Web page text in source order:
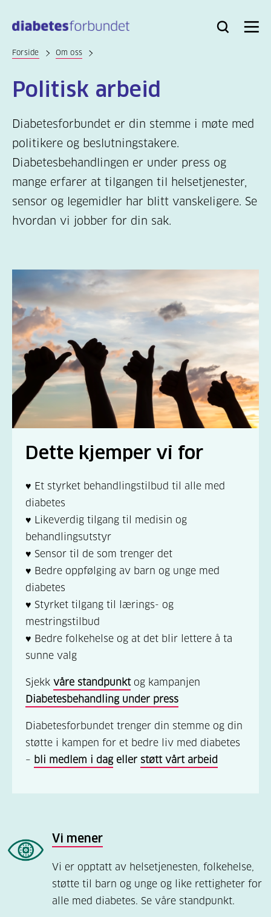
hovedinnhold
Bli
Logg
Søk Meny
Forside Om oss
Politisk arbeid
Diabetesforbundet er din stemme i møte med
politikere og beslutningstakere.
Diabetesbehandlingen er under press og
mange erfarer at tilgangen til helsetjenester,
sensor og legemidler har blitt vanskeligere. Se
hvordan vi jobber for din sak.
Dette kjemper vi for
♥ Et styrket behandlingstilbud til alle med
diabetes
♥ Likeverdig tilgang til medisin og
behandlingsutstyr
♥ Sensor til de som trenger det
♥ Bedre oppfølging av barn og unge med
diabetes
♥ Styrket tilgang til lærings- og
mestringstilbud
♥ Bedre folkehelse og at det blir lettere å ta
sunne valg
Sjekkvåre standpunktog kampanjen
Diabetesbehandling under press
Diabetesforbundet trenger din stemme og din
støtte i kampen for et bedre liv med diabetes
– bli medlem i dag eller støtt vårt arbeid
Vi mener
Vi er opptatt av helsetjenesten, folkehelse,
støtte til barn og unge og like rettigheter for
alle med diabetes. Se våre standpunkt.